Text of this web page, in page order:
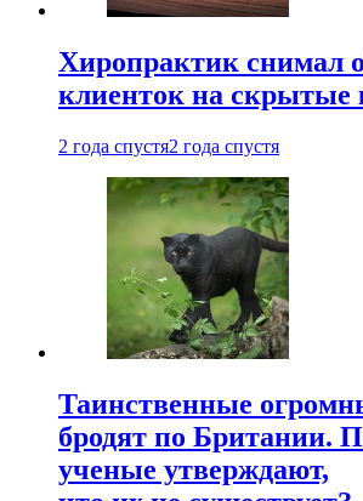
Хиропрактик снимал
клиенток на скрытые
2 года спустя2 года спустя
Таинственные
бродят по Британии.
ученые утверждают,